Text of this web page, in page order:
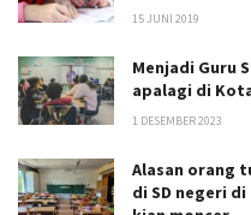
15 JUNI 2019
Menjadi Guru
apalagi di
1 DESEMBER 2023
Alasan orang
di SD negeri